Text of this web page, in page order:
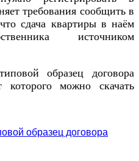
требования сообщить в
сдача квартиры в наём
источником
образец договора
которого можно скачать
образец договора